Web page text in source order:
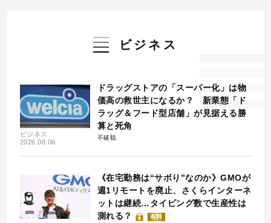
ビジネス
ビジネス
2026.08.06
ドラッグストアの「スーパー化」は物
価高の救世主になるか？ 新業態「ド
ラッグ＆フード型店舗」が見据える勝
算と死角
不破聡
《在宅勤務は“サボり”なのか》GMOが
週1リモートを廃止、さくらインターネ
ットは継続…タイピング数で生産性は
測れる？
有料